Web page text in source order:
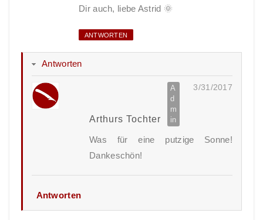
Dir auch, liebe Astrid 🌞
ANTWORTEN
Antworten
Arthurs Tochter
3/31/2017
Was für eine putzige Sonne!
Dankeschön!
Antworten